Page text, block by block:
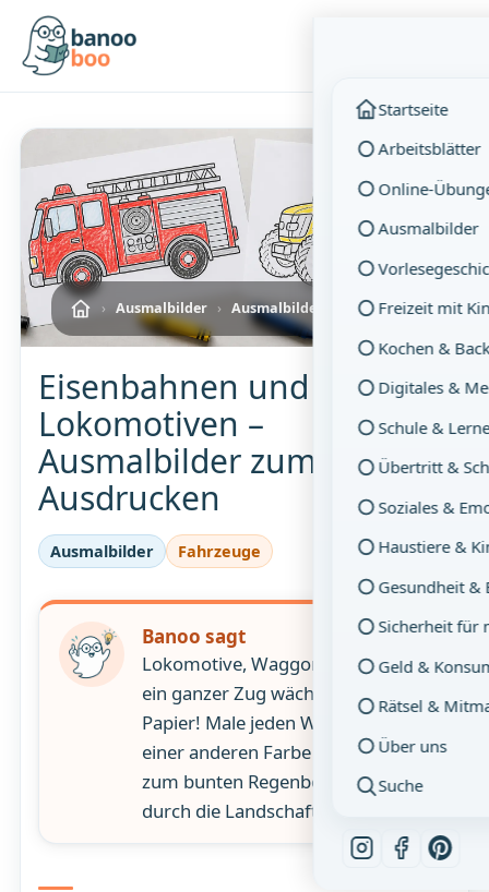
Startseite
Arbeitsblätter
Online-
Ausmalbilder
Freizeit mit
Kochen &
Digitales &
Schule &
Übertritt &
Soziales &
Haustiere &
Gesundheit &
Sicherheit für
Geld &
Rätsel &
Über uns
Suche
› Ausmalbilder › Ausmalbilder: Fahrzeuge
Eisenbahnen und
Lokomotiven –
Ausmalbilder zum
Ausdrucken
Ausmalbilder Fahrzeuge
Banoo sagt
Lokomotive, Waggon, Schienen –
ein ganzer Zug wächst auf deinem
Papier! Male jeden Waggon in
einer anderen Farbe – so wird es
zum bunten Regenbogenzug, der
durch die Landschaft fährt!